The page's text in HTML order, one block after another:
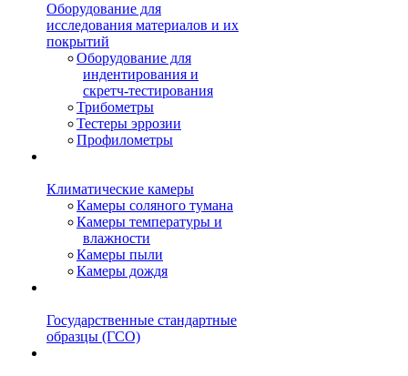
Оборудование для
исследования материалов и их
покрытий
Оборудование для
индентирования и
скретч-тестирования
Трибометры
Тестеры эррозии
Профилометры
Климатические камеры
Камеры соляного тумана
Камеры температуры и
влажности
Камеры пыли
Камеры дождя
Государственные стандартные
образцы (ГСО)